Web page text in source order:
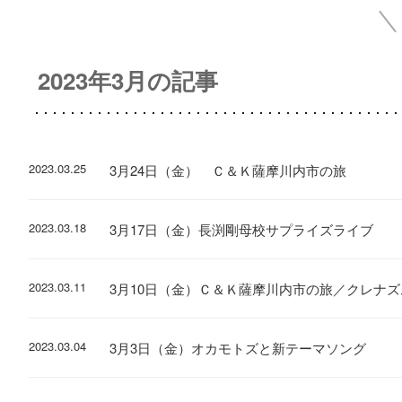
2023年3月の記事
2023.03.25 3月24日（金） Ｃ＆Ｋ薩摩川内市の旅
2023.03.18 3月17日（金）長渕剛母校サプライズライブ
2023.03.11 3月10日（金）Ｃ＆Ｋ薩摩川内市の旅／クレナ
2023.03.04 3月3日（金）オカモトズと新テーマソング